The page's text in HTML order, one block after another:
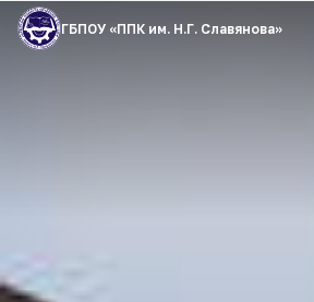
ГБПОУ «ППК им. Н.Г. Славянова»